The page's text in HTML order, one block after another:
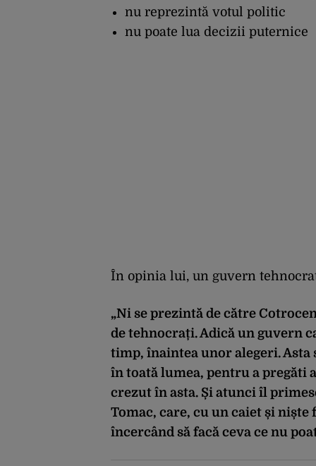
nu reprezintă votul politic
nu poate lua decizii puternice
În opinia lui, un guvern
„Ni se prezintă de către
de tehnocrați. Adică un guvern
timp, înaintea unor alegeri. Asta
în toată lumea, pentru a pregăti
crezut în asta. Și atunci îl
Tomac, care, cu un caiet și niște
încercând să facă ceva ce nu